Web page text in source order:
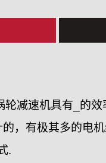
减速机具有_的效
，有极其多的电
.